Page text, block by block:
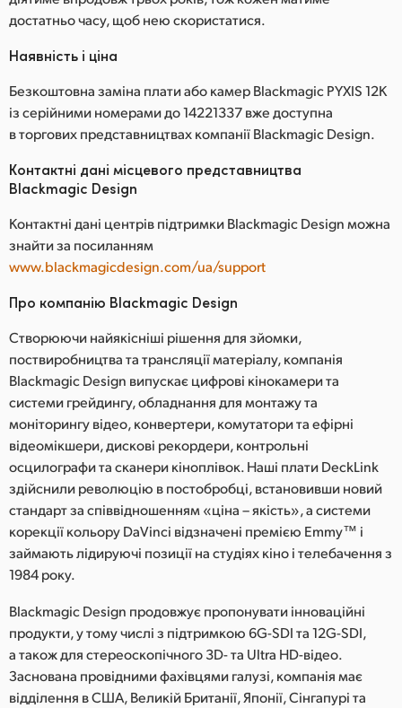
достатньо часу, щоб нею скористатися.
Наявність і ціна
Безкоштовна заміна плати або камер Blackmagic PYXIS 12K
із серійними номерами до 14221337 вже доступна
в торгових представництвах компанії Blackmagic Design.
Контактні дані місцевого представництва
Blackmagic Design
Контактні дані центрів підтримки Blackmagic Design можна
знайти за посиланням
www.blackmagicdesign.com/ua/support
Про компанію Blackmagic Design
Створюючи найякісніші рішення для зйомки,
поствиробництва та трансляції матеріалу, компанія
Blackmagic Design випускає цифрові кінокамери та
системи грейдингу, обладнання для монтажу та
моніторингу відео, конвертери, комутатори та ефірні
відеомікшери, дискові рекордери, контрольні
осцилографи та сканери кіноплівок. Наші плати DeckLink
здійснили революцію в постобробці, встановивши новий
стандарт за співвідношенням «ціна – якість», а системи
корекції кольору DaVinci відзначені премією Emmy™ і
займають лідируючі позиції на студіях кіно і телебачення з
1984 року.
Blackmagic Design продовжує пропонувати інноваційні
продукти, у тому числі з підтримкою 6G-SDI та 12G-SDI,
а також для стереоскопічного 3D- та Ultra HD-відео.
Заснована провідними фахівцями галузі, компанія має
відділення в США, Великій Британії, Японії, Сінгапурі та